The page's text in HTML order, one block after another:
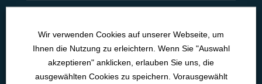
Medizinische Lernwelten
Pneumo­logie
Neurologie
Wir verwenden Cookies auf unserer Webseite, um
Ihnen die Nutzung zu erleichtern. Wenn Sie "Auswahl
akzeptieren" anklicken, erlauben Sie uns, die
ausgewählten Cookies zu speichern. Vorausgewählt